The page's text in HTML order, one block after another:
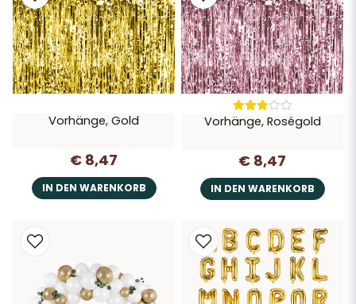
Vorhänge, Gold
€ 8,47
IN DEN WARENKORB
Vorhänge, Roségold
€ 8,47
IN DEN WARENKORB